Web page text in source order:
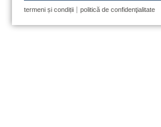
termeni și condiții politică de confidenţialitate